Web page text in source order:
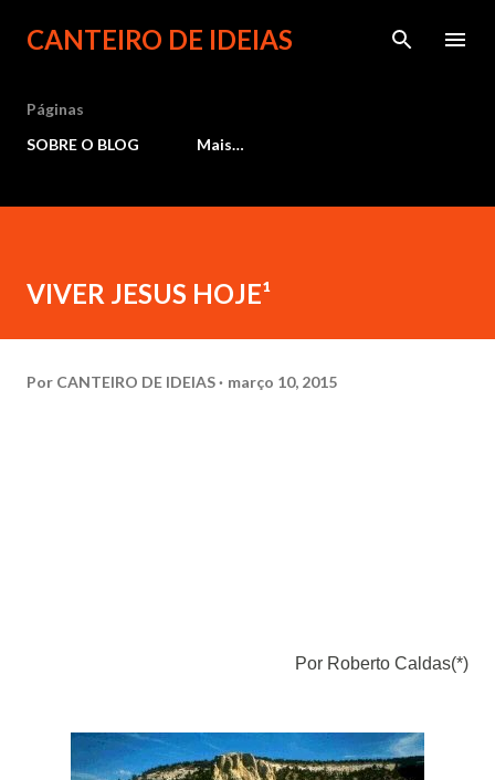
Pular para o conteúdo principal
CANTEIRO DE IDEIAS
Páginas
SOBRE O BLOG
Mais…
VIVER JESUS HOJE¹
Por CANTEIRO DE IDEIAS março 10, 2015
Por Roberto Caldas(*)